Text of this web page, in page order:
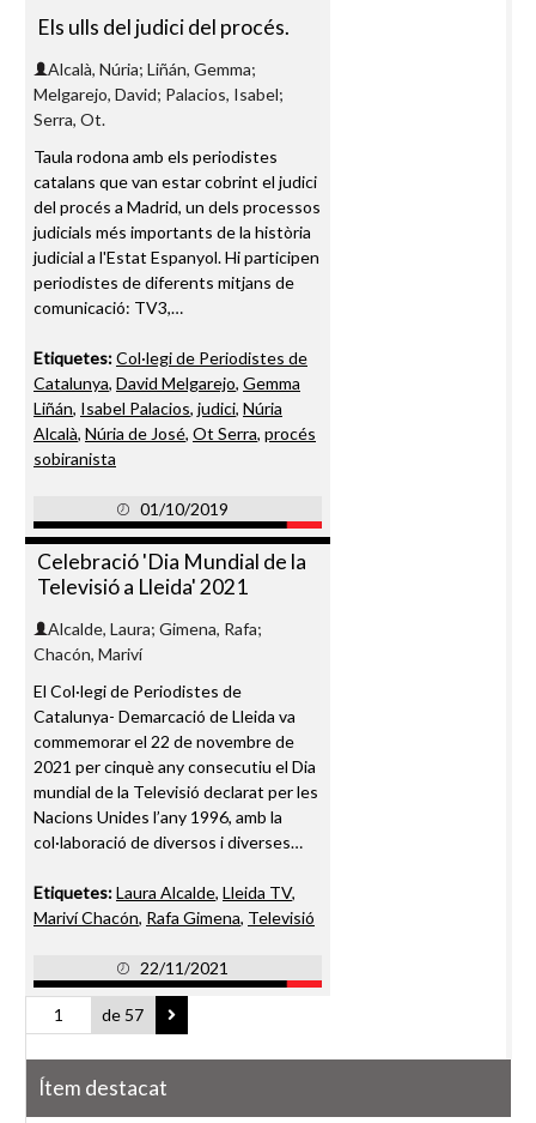
Els ulls del judici del procés.
Alcalà, Núria; Liñán, Gemma;
Melgarejo, David; Palacios, Isabel;
Serra, Ot.
Taula rodona amb els periodistes
catalans que van estar cobrint el judici
del procés a Madrid, un dels processos
judicials més importants de la història
judicial a l'Estat Espanyol. Hi participen
periodistes de diferents mitjans de
comunicació: TV3,…
Etiquetes:Col·legi de Periodistes de
Catalunya, David Melgarejo, Gemma
Liñán, Isabel Palacios, judici, Núria
Alcalà, Núria de José, Ot Serra, procés
sobiranista
01/10/2019
Celebració 'Dia Mundial de la
Televisió a Lleida' 2021
Alcalde, Laura; Gimena, Rafa;
Chacón, Mariví
El Col·legi de Periodistes de
Catalunya- Demarcació de Lleida va
commemorar el 22 de novembre de
2021 per cinquè any consecutiu el Dia
mundial de la Televisió declarat per les
Nacions Unides l’any 1996, amb la
col·laboració de diversos i diverses…
Etiquetes:Laura Alcalde, Lleida TV,
Mariví Chacón, Rafa Gimena, Televisió
22/11/2021
de 57
Ítem destacat